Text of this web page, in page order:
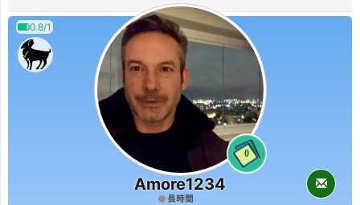
0.8/1
0
Amore1234
長時間